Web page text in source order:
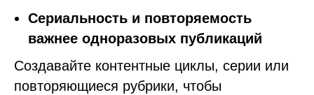
Сериальность и повторяемость
важнее одноразовых публикаций
Создавайте контентные циклы, серии или
повторяющиеся рубрики, чтобы